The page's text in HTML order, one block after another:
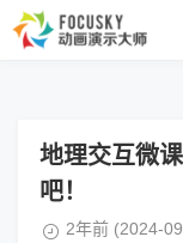
地理交互微
吧！
2年前 (2024-